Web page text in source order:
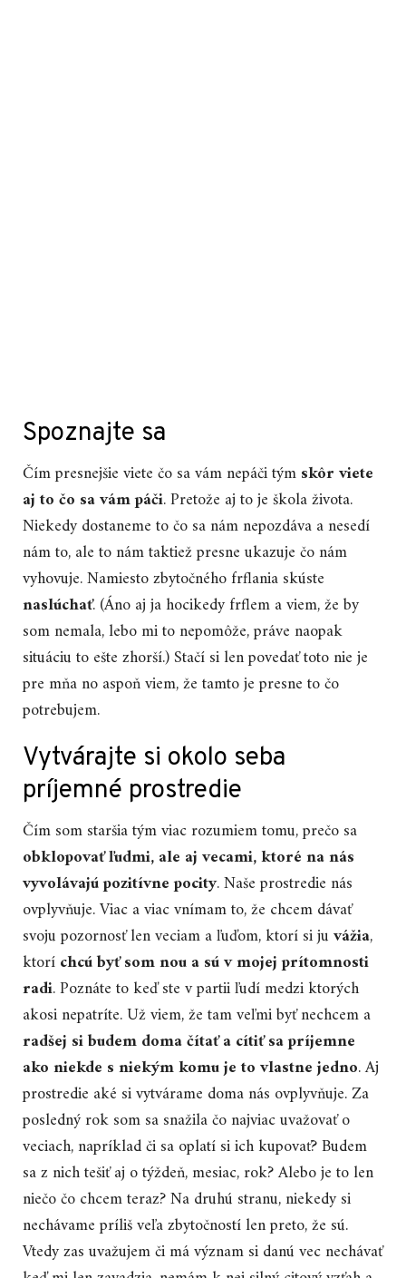
Spoznajte sa
Čím presnejšie viete čo sa vám nepáči týmskôr viete
aj to čo sa vám páči. Pretože aj to je škola života.
Niekedy dostaneme to čo sa nám nepozdáva a nesedí
nám to, ale to nám taktiež presne ukazuje čo nám
vyhovuje. Namiesto zbytočného frflania skúste
naslúchať. (Áno aj ja hocikedy frflem a viem, že by
som nemala, lebo mi to nepomôže, práve naopak
situáciu to ešte zhorší.) Stačí si len povedať toto nie je
pre mňa no aspoň viem, že tamto je presne to čo
potrebujem.
Vytvárajte si okolo seba
príjemné prostredie
Čím som staršia tým viac rozumiem tomu, prečo sa
obklopovať ľudmi, ale aj vecami, ktoré na nás
vyvolávajú pozitívne pocity. Naše prostredie nás
ovplyvňuje. Viac a viac vnímam to, že chcem dávať
svoju pozornosť len veciam a ľuďom, ktorí si juvážia,
ktoríchcú byť som nou a sú v mojej prítomnosti
radi. Poznáte to keď ste v partii ľudí medzi ktorých
akosi nepatríte. Už viem, že tam veľmi byť nechcem a
radšej si budem doma čítať a cítiť sa príjemne
ako niekde s niekým komu je to vlastne jedno. Aj
prostredie aké si vytvárame doma nás ovplyvňuje. Za
posledný rok som sa snažila čo najviac uvažovať o
veciach, napríklad či sa oplatí si ich kupovať? Budem
sa z nich tešiť aj o týždeň, mesiac, rok? Alebo je to len
niečo čo chcem teraz? Na druhú stranu, niekedy si
nechávame príliš veľa zbytočností len preto, že sú.
Vtedy zas uvažujem či má význam si danú vec nechávať